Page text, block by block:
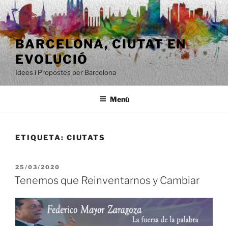
Saltar
al
contenido
BARCELONA, ​​CIUTAT EN
EVOLUCIÓ
Idees i Propostes per Barcelona
Menú
ETIQUETA: CIUTATS
PUBLICADO
EL
25/03/2020
Tenemos que Reinventarnos y Cambiar